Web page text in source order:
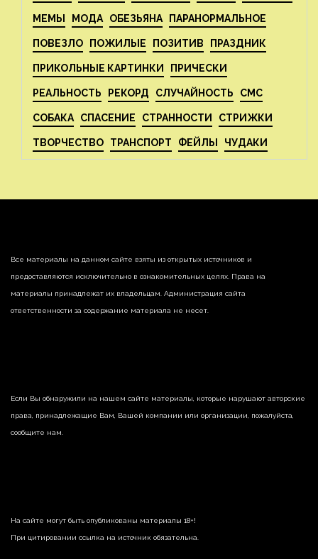
МЕМЫ МОДА ОБЕЗЬЯНА ПАРАНОРМАЛЬНОЕ
ПОВЕЗЛО ПОЖИЛЫЕ ПОЗИТИВ ПРАЗДНИК
ПРИКОЛЬНЫЕ КАРТИНКИ ПРИЧЕСКИ
РЕАЛЬНОСТЬ РЕКОРД СЛУЧАЙНОСТЬ СМС
СОБАКА СПАСЕНИЕ СТРАННОСТИ СТРИЖКИ
ТВОРЧЕСТВО ТРАНСПОРТ ФЕЙЛЫ ЧУДАКИ
Все материалы на данном сайте взяты из открытых источников и
предоставляются исключительно в ознакомительных целях. Права на
материалы принадлежат их владельцам. Администрация сайта
ответственности за содержание материала не несет.
Если Вы обнаружили на нашем сайте материалы, которые нарушают авторские
права, принадлежащие Вам, Вашей компании или организации, пожалуйста,
сообщите нам.
На сайте могут быть опубликованы материалы 18+!
При цитировании ссылка на источник обязательна.